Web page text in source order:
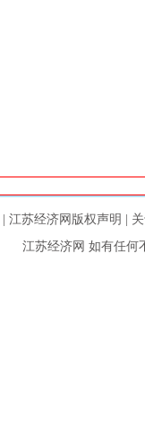
江苏经济网版权声明
江苏经济网 如有任何